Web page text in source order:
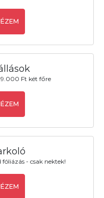
Ft két főre
- csak nektek!